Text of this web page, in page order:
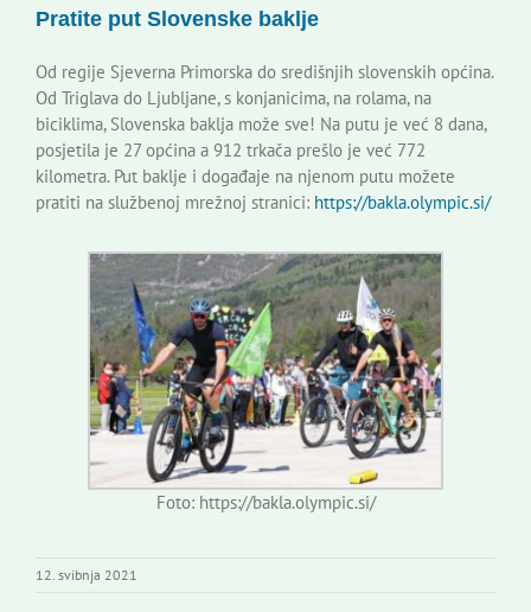
Korisne informacije
Pratite put Slovenske baklje
Od regije Sjeverna Primorska do središnjih slovenskih općina.
Od Triglava do Ljubljane, s konjanicima, na rolama, na
biciklima, Slovenska baklja može sve! Na putu je već 8 dana,
posjetila je 27 općina a 912 trkača prešlo je već 772
kilometra. Put baklje i događaje na njenom putu možete
pratiti na službenoj mrežnoj stranici: https://bakla.olympic.si/
Foto: https://bakla.olympic.si/
12. svibnja 2021